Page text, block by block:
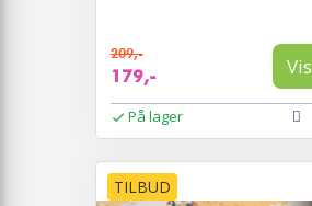
209,-
179,- Vis
På lager
TILBUD